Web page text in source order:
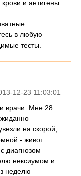
и антигены
в любую
тесты.
12-23 11:03:01
врачи. Мне 28
на скорой,
- живот
диагнозом
нексиумом и
неделю